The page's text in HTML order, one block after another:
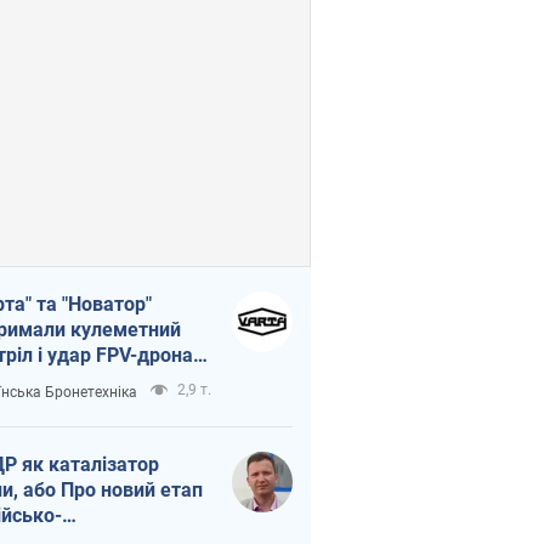
та "Новатор"
кулеметний
і удар FPV-дрона,
життя
ЗСУ
Бронетехніка 2,9 т.
як каталізатор
або Про новий етап